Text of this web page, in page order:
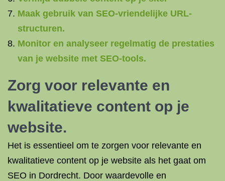
Maak gebruik van SEO-vriendelijke URL-
structuren.
Monitor en analyseer regelmatig de prestaties
van je website met SEO-tools.
Zorg voor relevante en
kwalitatieve content op je
website.
Het is essentieel om te zorgen voor relevante en
kwalitatieve content op je website als het gaat om
SEO in Dordrecht. Door waardevolle en